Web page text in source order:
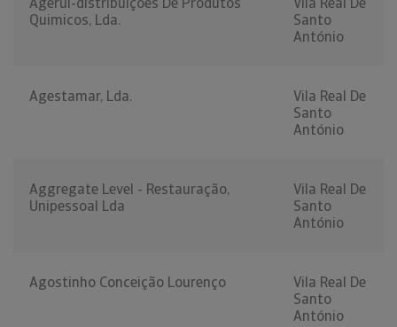
Quimicos, Lda.
Santo
António
Agestamar, Lda.
Vila Real De
Santo
António
Aggregate Level - Restauração,
Unipessoal Lda
Vila Real De
Santo
António
Agostinho Conceição Lourenço
Vila Real De
Santo
António